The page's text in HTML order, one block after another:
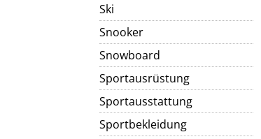
Ski
Snooker
Snowboard
Sportausrüstung
Sportausstattung
Sportbekleidung